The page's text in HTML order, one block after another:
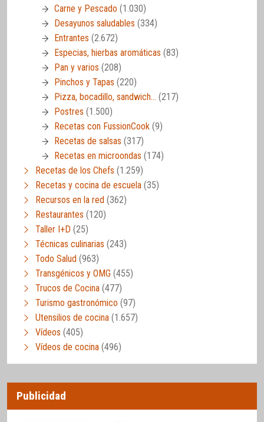
Carne y Pescado (1.030)
Desayunos saludables (334)
Entrantes (2.672)
Especias, hierbas aromáticas (83)
Pan y varios (208)
Pinchos y Tapas (220)
Pizza, bocadillo, sandwich… (217)
Postres (1.500)
Recetas con FussionCook (9)
Recetas de salsas (317)
Recetas en microondas (174)
Recetas de los Chefs (1.259)
Recetas y cocina de escuela (35)
Recursos en la red (362)
Restaurantes (120)
Taller I+D (25)
Técnicas culinarias (243)
Todo Salud (963)
Transgénicos y OMG (455)
Trucos de Cocina (477)
Turismo gastronómico (97)
Utensilios de cocina (1.657)
Vídeos (405)
Vídeos de cocina (496)
Publicidad